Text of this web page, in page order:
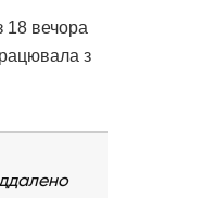
18 вечора
з